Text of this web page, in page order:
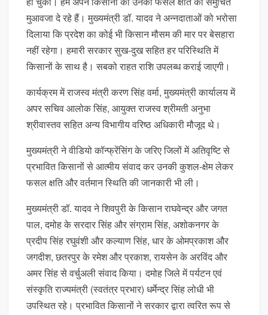
मुआवजा दे रहे हैं। मुख्यमंत्री डॉ. यादव ने अन्नदाताओं को भरोसा
दिलाया कि प्रदेश का कोई भी किसान मौसम की मार पर बेसहारा
नहीं रहेगा। हमारी सरकार सुख-दुख सहित हर परिस्थिति में
किसानों के साथ है। सबको राहत राशि उपलब्ध कराई जाएगी।
कार्यक्रम में राजस्व मंत्री करण सिंह वर्मा, मुख्यमंत्री कार्यालय में
अपर सचिव आलोक सिंह, आयुक्त राजस्व श्रीमती अनुभा
श्रीवास्तव सहित अन्य विभागीय वरिष्ठ अधिकारी मौजूद थे।
मुख्यमंत्री ने वीडियो कॉन्फ्रेंसिंग के जरिए जिलों में अतिवृष्टि से
प्रभावित किसानों से आत्मीय संवाद कर उनकी कुशल-क्षेम लेकर
फसल क्षति और वर्तमान स्थिति की जानकारी भी ली।
मुख्यमंत्री डॉ. यादव ने शिवपुरी के किसान राघवेन्द्र और जगत
पाल, दमोह के सरदार सिंह और संग्राम सिंह, अशोकनगर के
प्रदीप सिंह रघुवंशी और कल्याण सिंह, धार के ओमप्रकाश और
जगदीश, छतरपुर के रमेश और प्रकाश, रायसेन के अरविंद और
अमर सिंह से वर्चुअली संवाद किया। दमोह जिले में पर्यटन एवं
संस्कृति राज्यमंत्री (स्वतंत्र प्रभार) धर्मेन्द्र सिंह लोधी भी
उपस्थित रहे। प्रभावित किसानों ने सरकार द्वारा त्वरित रूप से